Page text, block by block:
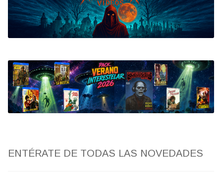
Bluray
Clasificada S
artwork
fantaterror
Jesús Franco
ENTÉRATE DE TODAS LAS NOVEDADES